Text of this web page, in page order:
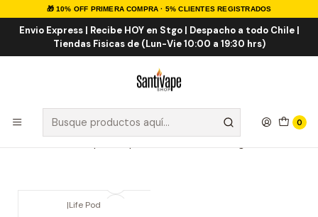
🎁 10% OFF PRIMERA COMPRA · 5% CLIENTES REGISTRADOS
Envio Express | Recibe HOY en Stgo | Despacho a todo Chile |
Tiendas Fisicas de (Lun-Vie 10:00 a 19:30 hrs)
0
Inicio LIFE POD LIFE POD SK 10K
LIFE POD SK 10K
Vaporizadores desechables de alta gama de la marca Life
Pod el cual cuenta con un sistema de doble tanque el cual
1 funciona como deposito principal mientras el otro es la
|Life Pod